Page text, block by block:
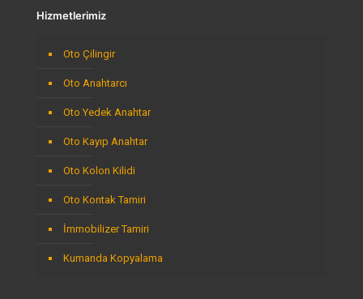
Hizmetlerimiz
Oto Çilingir
Oto Anahtarcı
Oto Yedek Anahtar
Oto Kayıp Anahtar
Oto Kolon Kilidi
Oto Kontak Tamiri
İmmobilizer Tamiri
Kumanda Kopyalama